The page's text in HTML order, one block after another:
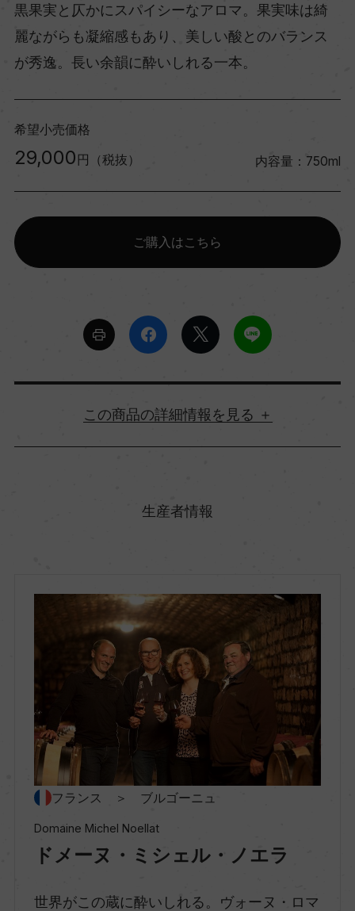
黒果実と仄かにスパイシーなアロマ。果実味は綺
麗ながらも凝縮感もあり、美しい酸とのバランス
が秀逸。長い余韻に酔いしれる一本。
希望小売価格
29,000 円（税抜） 内容量：750ml
ご購入はこちら
詳細情報
コート・ド・ニュイ
村名
種類
スティルワイン
フルボディ
生産者情報
フランス ＞ ブルゴーニュ
Domaine Michel Noellat
ドメーヌ・ミシェル・ノエラ
世界がこの蔵に酔いしれる。ヴォーヌ・ロマ